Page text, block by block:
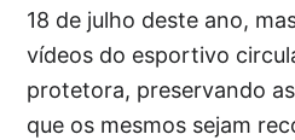
18 de julho deste ano,
vídeos do esportivo
protetora, preservando
que os mesmos sejam